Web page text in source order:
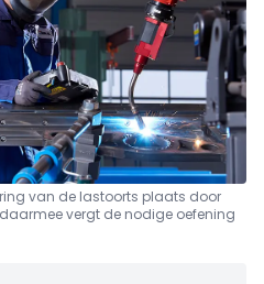
van de lastoorts plaats door
vergt de nodige oefening